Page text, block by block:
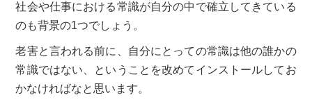
社会や仕事における常識が自分の中で確立してきている
のも背景の1つでしょう。
老害と言われる前に、自分にとっての常識は他の誰かの
常識ではない、ということを改めてインストールしてお
かなければなと思います。